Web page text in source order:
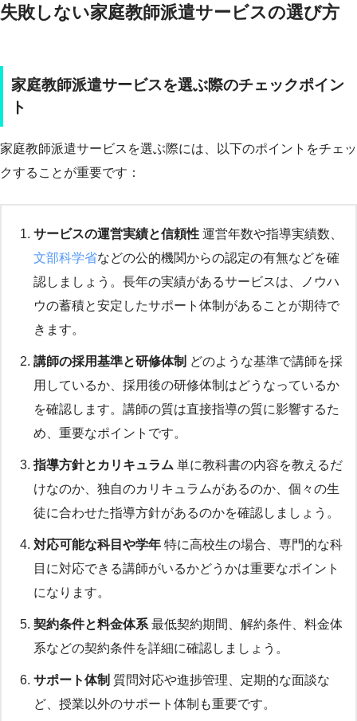
失敗しない家庭教師派遣サービスの選び方
家庭教師派遣サービスを選ぶ際のチェックポイン
ト
家庭教師派遣サービスを選ぶ際には、以下のポイントをチェッ
クすることが重要です：
サービスの運営実績と信頼性 運営年数や指導実績数、
文部科学省などの公的機関からの認定の有無などを確
認しましょう。長年の実績があるサービスは、ノウハ
ウの蓄積と安定したサポート体制があることが期待で
きます。
講師の採用基準と研修体制 どのような基準で講師を採
用しているか、採用後の研修体制はどうなっているか
を確認します。講師の質は直接指導の質に影響するた
め、重要なポイントです。
指導方針とカリキュラム 単に教科書の内容を教えるだ
けなのか、独自のカリキュラムがあるのか、個々の生
徒に合わせた指導方針があるのかを確認しましょう。
対応可能な科目や学年 特に高校生の場合、専門的な科
目に対応できる講師がいるかどうかは重要なポイント
になります。
契約条件と料金体系 最低契約期間、解約条件、料金体
系などの契約条件を詳細に確認しましょう。
サポート体制 質問対応や進捗管理、定期的な面談な
ど、授業以外のサポート体制も重要です。